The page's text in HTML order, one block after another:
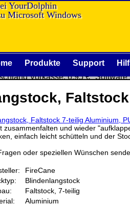
zusammenfalten und wieder
einfach leicht schütteln und der
oder speziellen Wünschen
FireCane
Blindenlangstock
Faltstock, 7-teilig
Aluminium
Produkte Support
Microsoft Windows
Nachnahme:
Vorkasse: 6.95 €
PayPal: 6.95 €
Schweiz) Vorkasse:
€
€
erfolgt als versichertes
vom Büro
von Ausstellungen: 0.00
Software
EU
Bei